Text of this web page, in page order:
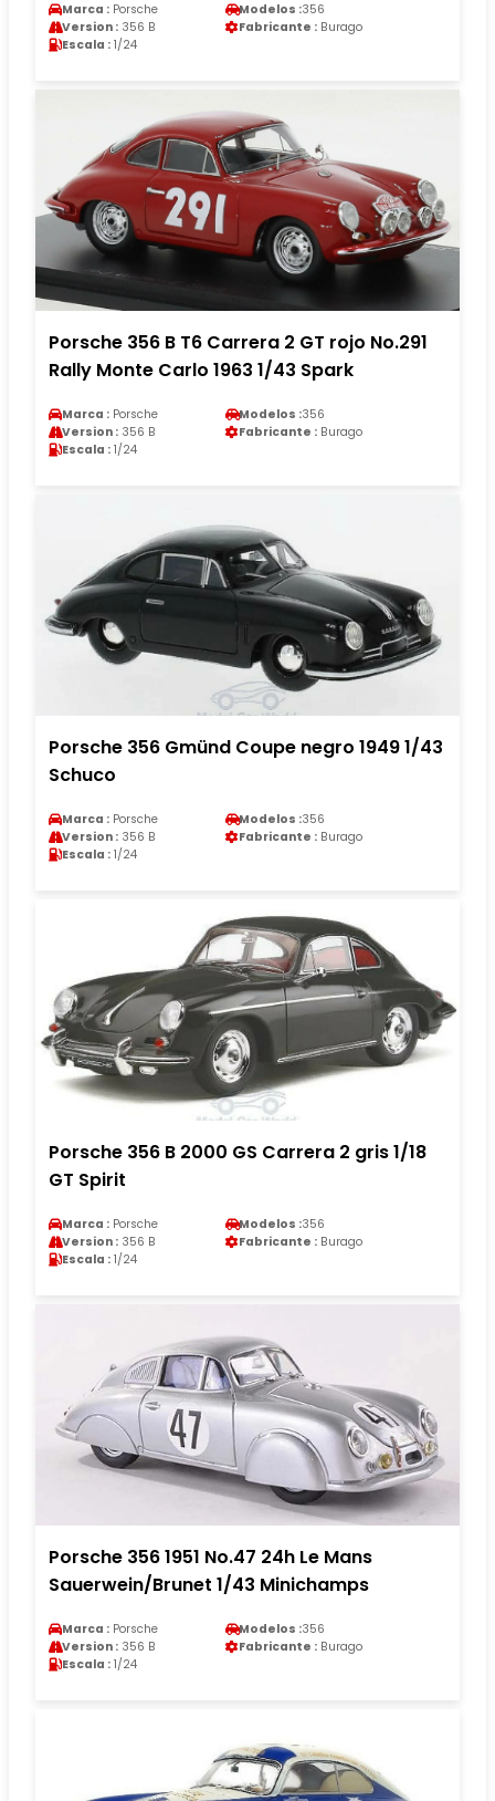
Marca : Porsche Modelos :356
Version : 356 B Fabricante : Burago
Escala : 1/24
Porsche 356 B T6 Carrera 2 GT rojo No.291
Rally Monte Carlo 1963 1/43 Spark
Marca : Porsche Modelos :356
Version : 356 B Fabricante : Burago
Escala : 1/24
Porsche 356 Gmünd Coupe negro 1949 1/43
Schuco
Marca : Porsche Modelos :356
Version : 356 B Fabricante : Burago
Escala : 1/24
Porsche 356 B 2000 GS Carrera 2 gris 1/18
GT Spirit
Marca : Porsche Modelos :356
Version : 356 B Fabricante : Burago
Escala : 1/24
Porsche 356 1951 No.47 24h Le Mans
Sauerwein/Brunet 1/43 Minichamps
Marca : Porsche Modelos :356
Version : 356 B Fabricante : Burago
Escala : 1/24